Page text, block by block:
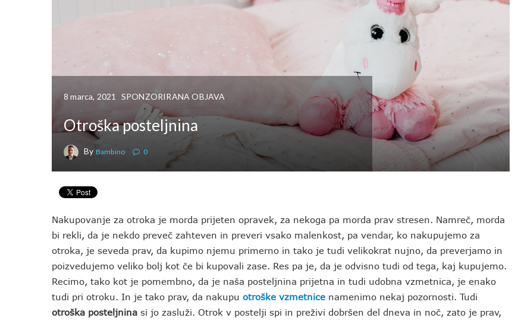
8 marca, 2021 SPONZORIRANA OBJAVA
Otroška posteljnina
By Bambino 0
Nakupovanje za otroka je morda prijeten opravek, za nekoga pa morda prav stresen. Namreč, morda
bi rekli, da je nekdo preveč zahteven in preveri vsako malenkost, pa vendar, ko nakupujemo za
otroka, je seveda prav, da kupimo njemu primerno in tako je tudi velikokrat nujno, da preverjamo in
poizvedujemo veliko bolj kot če bi kupovali zase. Res pa je, da je odvisno tudi od tega, kaj kupujemo.
Recimo, tako kot je pomembno, da je naša posteljnina prijetna in tudi udobna vzmetnica, je enako
tudi pri otroku. In je tako prav, da nakupu otroške vzmetnice namenimo nekaj pozornosti. Tudi
otroška posteljnina si jo zasluži. Otrok v postelji spi in preživi dobršen del dneva in noč, zato je prav,